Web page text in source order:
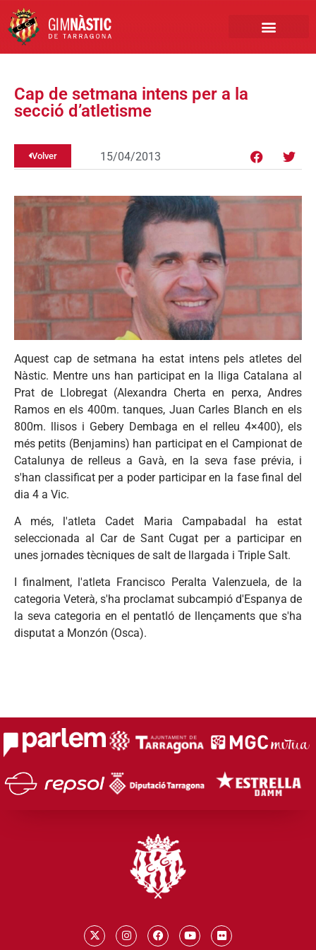
Cap de setmana intens per a la
secció d’atletisme
Volver 15/04/2013
Aquest cap desetmana ha estat intens pels atletes del
Nàstic. Mentre uns han participaten la lliga Catalana al
Prat de Llobregat(Alexandra Cherta en perxa, Andres
Ramos en els 400m.tanques, Juan Carles Blanch en els
800m. llisos i Gebery Dembaga en el relleu 4×400), els
més petits (Benjamins) han participaten el Campionatde
Catalunya de relleus a Gavà, en la seva fase prévia, i
s'han classificatper a poder participaren la fasefinal del
dia 4 a Vic.
A més, l'atleta Cadet Maria Campabadal haestat
seleccionada al Car de Sant Cugat per a participaren
unes jornades tècniques de salt de llargada i Triple Salt.
I finalment, l'atleta Francisco Peralta Valenzuela, de la
categoria Veterà, s'ha proclamat subcampió d'Espanya de
la seva categoria en el pentatló de llençaments que s'ha
disputat a Monzón (Osca).